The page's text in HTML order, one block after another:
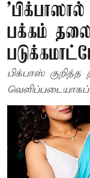
பக்கம்
பிக்பாஸ்
வெளிப்படையாகப்